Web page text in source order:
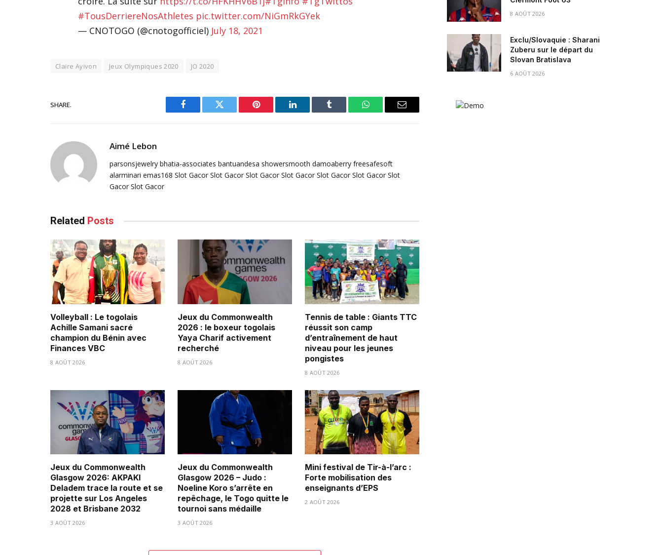
#TousDerriereNosAthletes pic.twitter.com/NiGmRkGYek
— CNOTOGO (@cnotogofficiel) July 18, 2021
Claire Ayivon Jeux Olympiques 2020 JO 2020
SHARE.
Facebook Twitter Pinterest LinkedIn Tumblr WhatsAppEmail
Aimé Lebon
parsonsjewelry bhatia-associates bantuandesa showersmooth damoaberry freesafesoft
alarminari emas168 Slot Gacor Slot Gacor Slot Gacor Slot Gacor Slot Gacor Slot Gacor Slot
Gacor Slot Gacor
Related Posts
Volleyball : Le togolais
Achille Samani sacré
champion du Bénin avec
Finances VBC
8 AOÛT 2026
Jeux du Commonwealth
2026 : le boxeur togolais
Yaya Charif activement
recherché
8 AOÛT 2026
Tennis de table : Giants TTC
réussit son camp
d’entraînement de haut
niveau pour les jeunes
pongistes
8 AOÛT 2026
Jeux du Commonwealth
Glasgow 2026: AKPAKI
Deladem trace la route et se
projette sur Los Angeles
2028 et Brisbane 2032
3 AOÛT 2026
Jeux du Commonwealth
Glasgow 2026 – Judo :
Noeline Koro s’arrête en
repêchage, le Togo quitte le
tournoi sans médaille
3 AOÛT 2026
Mini festival de Tir-à-l’arc :
Forte mobilisation des
enseignants d’EPS
2 AOÛT 2026
8 AOÛT 2026
Exclu/Slovaquie : Sharani
Zuberu sur le départ du
Slovan Bratislava
6 AOÛT 2026